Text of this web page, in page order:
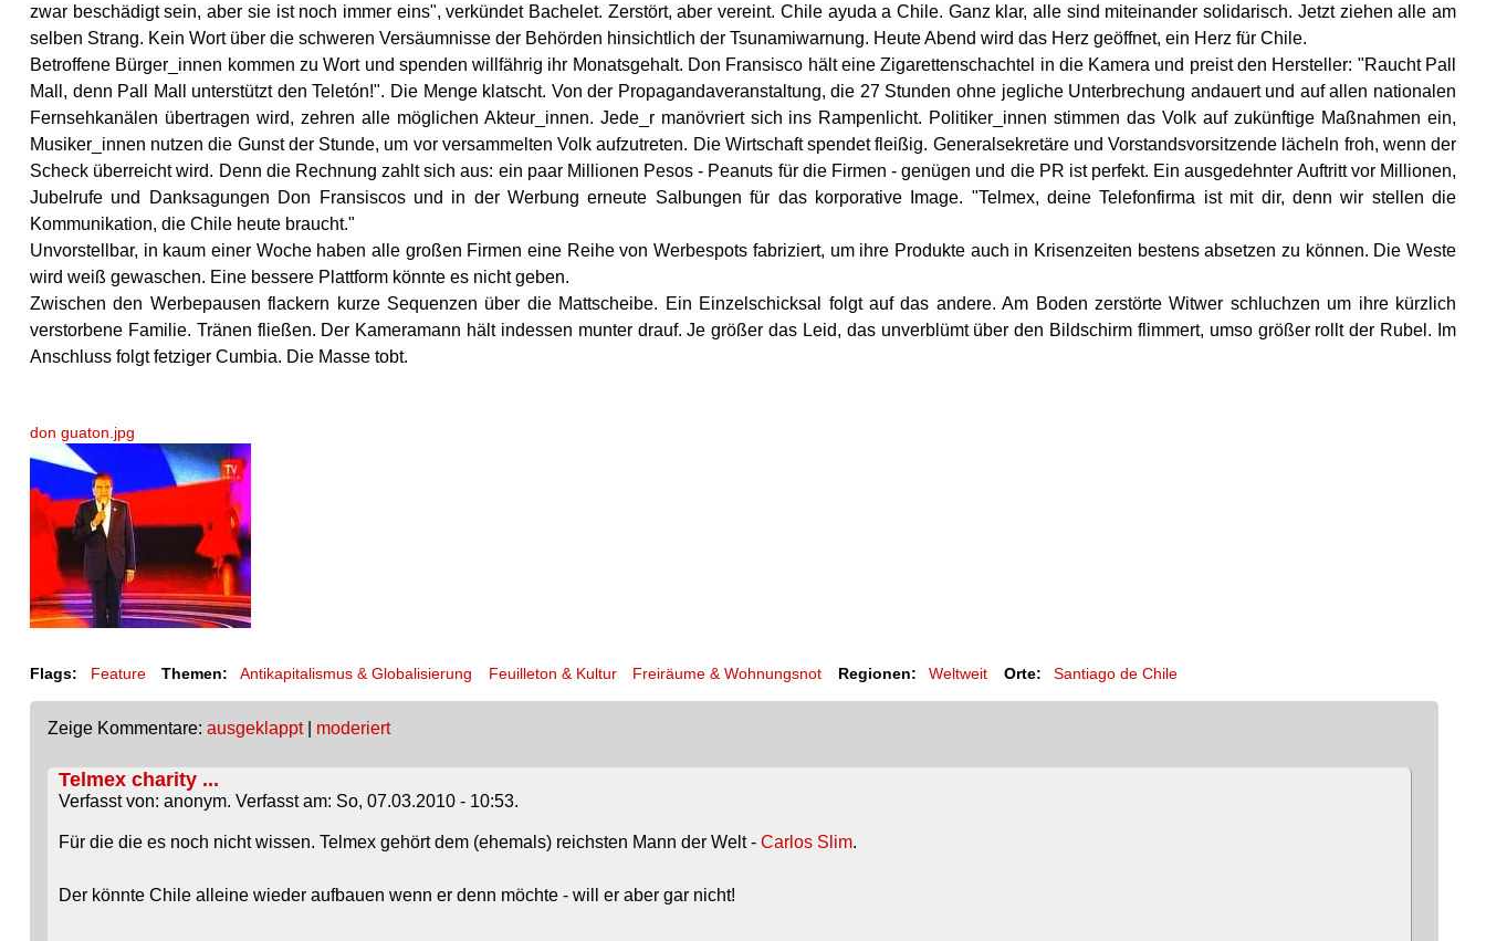
zwar beschädigt sein, aber sie ist noch immer eins", verkündet Bachelet. Zerstört, aber vereint. Chile ayuda a Chile. Ganz klar, alle sind miteinander solidarisch. Jetzt ziehen alle am
selben Strang. Kein Wort über die schweren Versäumnisse der Behörden hinsichtlich der Tsunamiwarnung. Heute Abend wird das Herz geöffnet, ein Herz für Chile.
Betroffene Bürger_innen kommen zu Wort und spenden willfährig ihr Monatsgehalt. Don Fransisco hält eine Zigarettenschachtel in die Kamera und preist den Hersteller: "Raucht Pall
Mall, denn Pall Mall unterstützt den Teletón!". Die Menge klatscht. Von der Propagandaveranstaltung, die 27 Stunden ohne jegliche Unterbrechung andauert und auf allen nationalen
Fernsehkanälen übertragen wird, zehren alle möglichen Akteur_innen. Jede_r manövriert sich ins Rampenlicht. Politiker_innen stimmen das Volk auf zukünftige Maßnahmen ein,
Musiker_innen nutzen die Gunst der Stunde, um vor versammelten Volk aufzutreten. Die Wirtschaft spendet fleißig. Generalsekretäre und Vorstandsvorsitzende lächeln froh, wenn der
Scheck überreicht wird. Denn die Rechnung zahlt sich aus: ein paar Millionen Pesos - Peanuts für die Firmen - genügen und die PR ist perfekt. Ein ausgedehnter Auftritt vor Millionen,
Jubelrufe und Danksagungen Don Fransiscos und in der Werbung erneute Salbungen für das korporative Image. "Telmex, deine Telefonfirma ist mit dir, denn wir stellen die
Kommunikation, die Chile heute braucht."
Unvorstellbar, in kaum einer Woche haben alle großen Firmen eine Reihe von Werbespots fabriziert, um ihre Produkte auch in Krisenzeiten bestens absetzen zu können. Die Weste
wird weiß gewaschen. Eine bessere Plattform könnte es nicht geben.
Zwischen den Werbepausen flackern kurze Sequenzen über die Mattscheibe. Ein Einzelschicksal folgt auf das andere. Am Boden zerstörte Witwer schluchzen um ihre kürzlich
verstorbene Familie. Tränen fließen. Der Kameramann hält indessen munter drauf. Je größer das Leid, das unverblümt über den Bildschirm flimmert, umso größer rollt der Rubel. Im
Anschluss folgt fetziger Cumbia. Die Masse tobt.
don guaton.jpg
Flags: Feature Themen: Antikapitalismus & Globalisierung Feuilleton & Kultur Freiräume & Wohnungsnot Regionen: Weltweit Orte: Santiago de Chile
Zeige Kommentare: ausgeklappt| moderiert
Telmex charity ...
Verfasst von: anonym. Verfasst am: So, 07.03.2010 - 10:53.
Für die die es noch nicht wissen. Telmex gehört dem (ehemals) reichsten Mann der Welt - Carlos Slim.
Der könnte Chile alleine wieder aufbauen wenn er denn möchte - will er aber gar nicht!